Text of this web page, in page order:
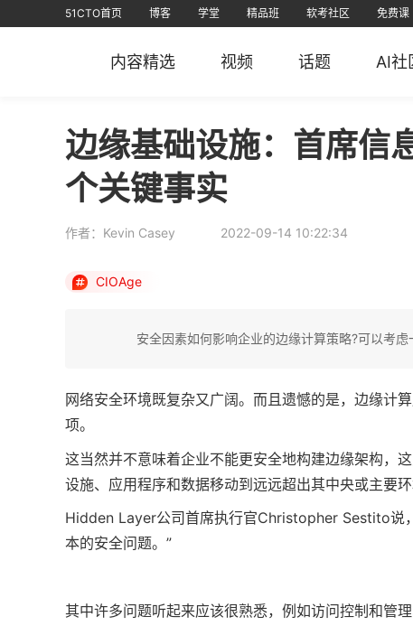
51CTO首页 博客 学堂 精品班 软考社区 免费课
内容精选 视频 话题 AI社
边缘基础设施：首席信
个关键事实
作者：Kevin Casey 2022-09-14 10:22:34
CIOAge
安全因素如何影响企业的边缘计算策略?可以考虑
网络安全环境既复杂又广阔。而且遗憾的是，边缘计
项。
这当然并不意味着企业不能更安全地构建边缘架构，
设施、应用程序和数据移动到远远超出其中央或主要环
Hidden Layer公司首席执行官Christopher Sestito说
本的安全问题。”
其中许多问题听起来应该很熟悉，例如访问控制和管